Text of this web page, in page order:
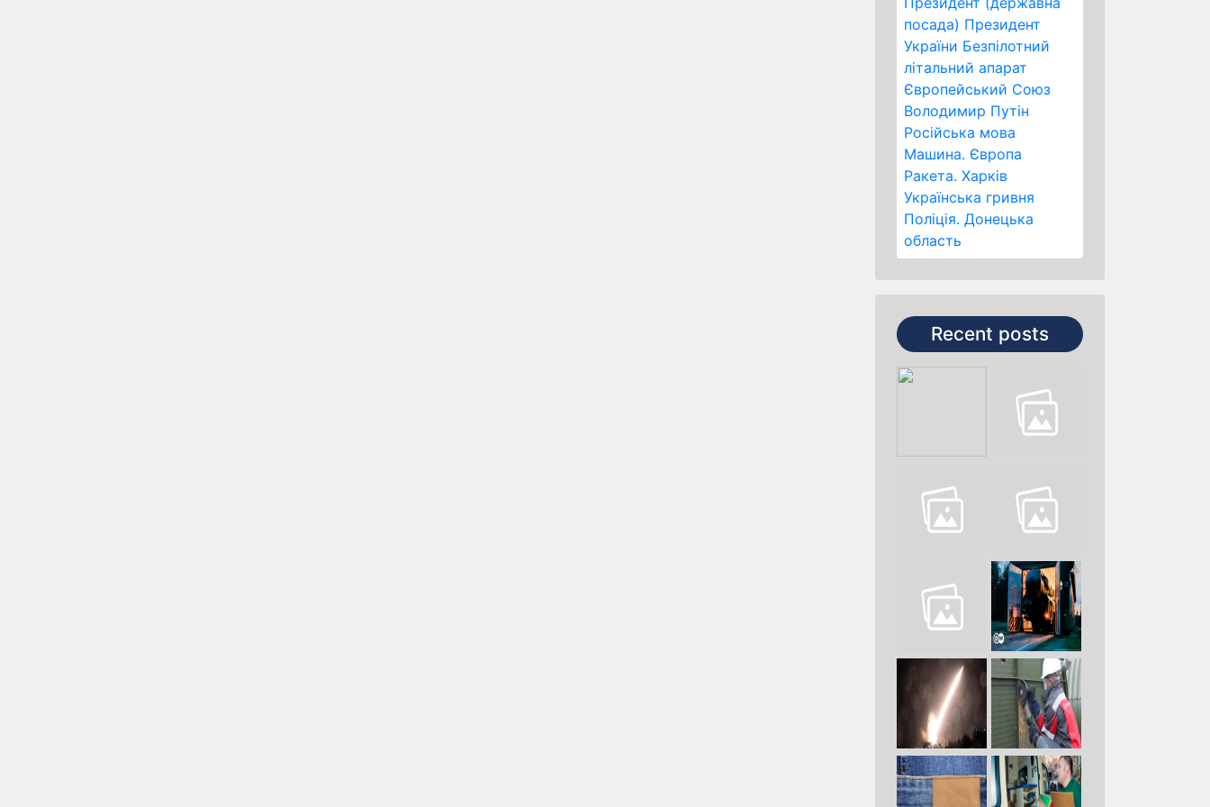
посада) Президент
України Безпілотний
літальний апарат
Європейський Союз
Володимир Путін
Російська мова
Машина. Європа
Ракета. Харків
Українська гривня
Поліція. Донецька
область
Recent posts